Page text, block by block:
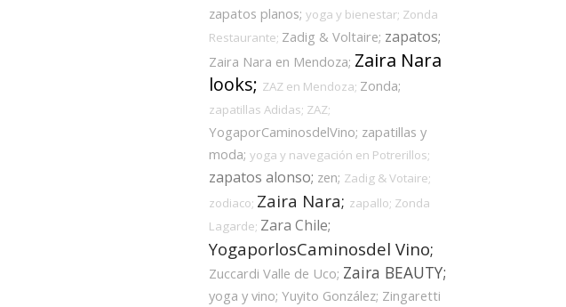
zapatos planos; yoga y bienestar; Zonda
Restaurante; Zadig & Voltaire; zapatos;
Zaira Nara en Mendoza; Zaira Nara
looks; ZAZ en Mendoza; Zonda;
zapatillas Adidas; ZAZ;
YogaporCaminosdelVino; zapatillas y
moda; yoga y navegación en Potrerillos;
zapatos alonso; zen; Zadig & Votaire;
zodiaco; Zaira Nara; zapallo; Zonda
Lagarde; Zara Chile;
YogaporlosCaminosdel Vino;
Zuccardi Valle de Uco; Zaira BEAUTY;
yoga y vino; Yuyito González; Zingaretti